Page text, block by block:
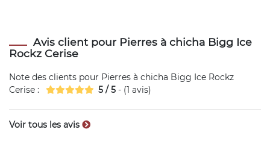
Avis client pour Pierres à chicha Bigg Ice
Rockz Cerise
Note des clients pour Pierres à chicha Bigg Ice Rockz
Cerise : 5 /5 - (1 avis)
Voir tous les avis